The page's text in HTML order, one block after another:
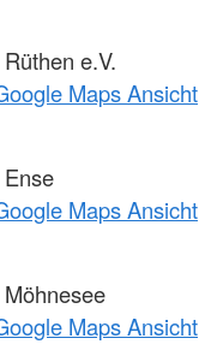
e.V.
Maps Ansicht
Maps Ansicht
Maps Ansicht